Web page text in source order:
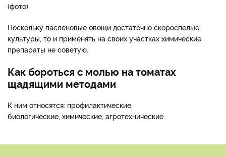
(фото)
Поскольку пасленовые овощи достаточно скороспелые
культуры, то и применять на своих участках химические
препараты не советую.
Как бороться с молью на томатах
щадящими методами
К ним относятся: профилактические,
биологические, химические, агротехнические.